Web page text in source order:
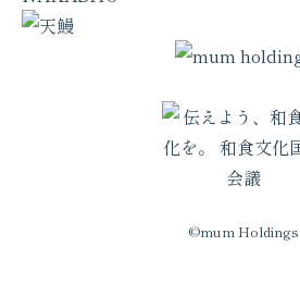
©mum Holdings